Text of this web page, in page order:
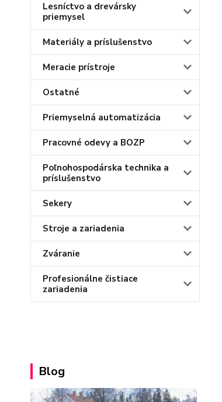
Lesníctvo a drevársky
priemysel
Materiály a príslušenstvo
Meracie prístroje
Ostatné
Priemyselná automatizácia
Pracovné odevy a BOZP
Poľnohospodárska technika a
príslušenstvo
Sekery
Stroje a zariadenia
Zváranie
Profesionálne čistiace
zariadenia
Blog